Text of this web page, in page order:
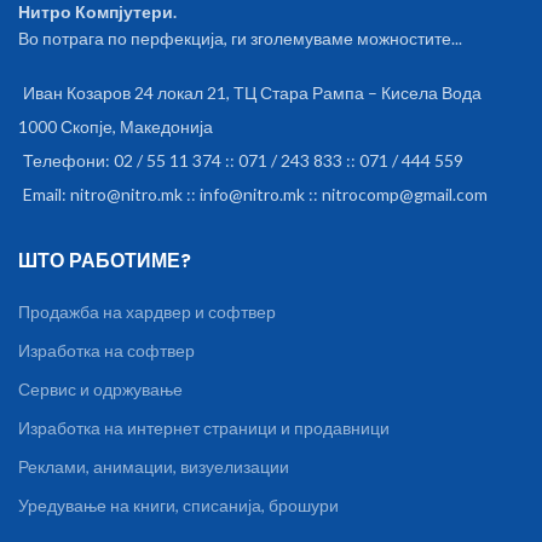
Нитро Компјутери.
Во потрага по перфекција, ги зголемуваме можностите...
Иван Козаров 24 локал 21, ТЦ Стара Рампа – Кисела Вода
1000 Скопје, Македонија
Телефони: 02 / 55 11 374 :: 071 / 243 833 :: 071 / 444 559
Email: nitro@nitro.mk :: info@nitro.mk :: nitrocomp@gmail.com
ШТО РАБОТИМЕ?
Продажба на хардвер и софтвер
Изработка на софтвер
Сервис и одржување
Изработка на интернет страници и продавници
Реклами, анимации, визуелизации
Уредување на книги, списанија, брошури